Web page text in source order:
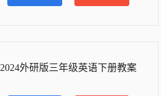
2024外研版三年级英语下册教案